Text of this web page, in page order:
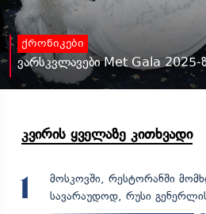
ქრონიკები
ვარსკვლავები Met Gala
კვირის ყველაზე კითხვადი
1
მოსკოვში, რესტორანში
სავარაუდოდ, რუსი